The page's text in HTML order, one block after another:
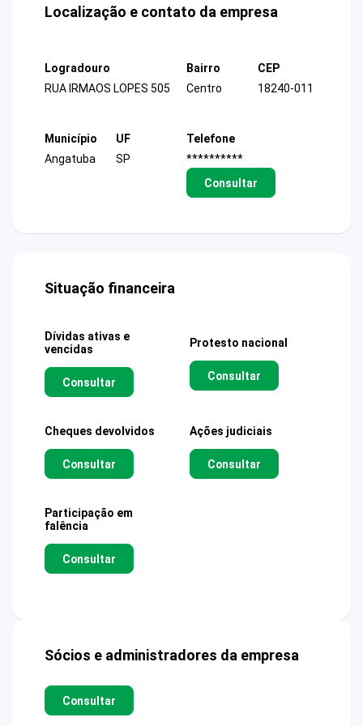
Localização e contato da empresa
Logradouro
RUA IRMAOS LOPES 505
Bairro
Centro
CEP
18240-011
Município
Angatuba
UF
SP
Telefone
**********
Consultar
Situação financeira
Dívidas ativas e
vencidas
Consultar
Protesto nacional
Consultar
Cheques devolvidos
Consultar
Ações judiciais
Consultar
Participação em
falência
Consultar
Sócios e administradores da empresa
Consultar